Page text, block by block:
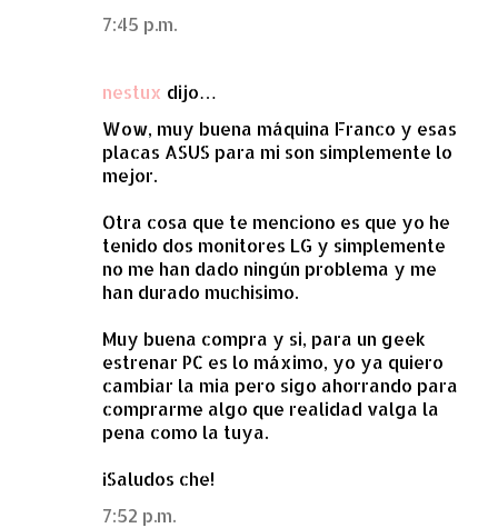
7:45 p.m.
nestux dijo…
Wow, muy buena máquina Franco y esas
placas ASUS para mi son simplemente lo
mejor.
Otra cosa que te menciono es que yo he
tenido dos monitores LG y simplemente
no me han dado ningún problema y me
han durado muchisimo.
Muy buena compra y si, para un geek
estrenar PC es lo máximo, yo ya quiero
cambiar la mia pero sigo ahorrando para
comprarme algo que realidad valga la
pena como la tuya.
¡Saludos che!
7:52 p.m.